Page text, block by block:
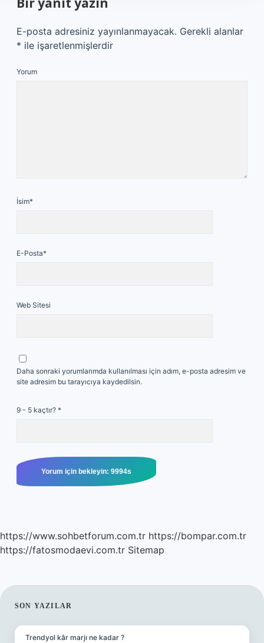
E-posta adresiniz yayınlanmayacak. Gerekli alanlar
* ile işaretlenmişlerdir
Yorum
İsim*
E-Posta*
Web Sitesi
Daha sonraki yorumlarımda kullanılması için adım, e-posta adresim ve
site adresim bu tarayıcıya kaydedilsin.
9 - 5 kaçtır? *
https://www.sohbetforum.com.tr https://bompar.com.tr
https://fatosmodaevi.com.tr Sitemap
SIDEBAR
SON YAZILAR
Trendyol kâr marjı ne kadar ?